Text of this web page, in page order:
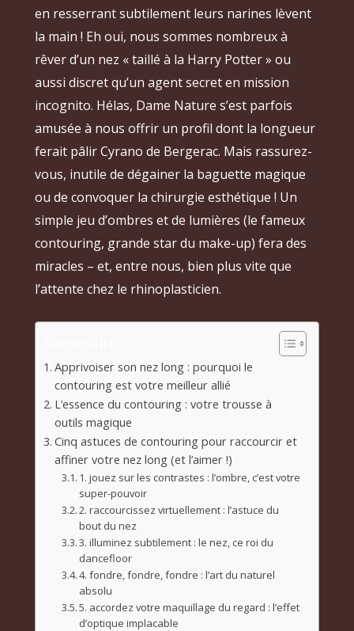
en resserrant subtilement leurs narines lèvent
la main ! Eh oui, nous sommes nombreux à
rêver d’un nez « taillé à la Harry Potter » ou
aussi discret qu’un agent secret en mission
incognito. Hélas, Dame Nature s’est parfois
amusée à nous offrir un profil dont la longueur
ferait pâlir Cyrano de Bergerac. Mais rassurez-
vous, inutile de dégainer la baguette magique
ou de convoquer la chirurgie esthétique ! Un
simple jeu d’ombres et de lumières (le fameux
contouring, grande star du make-up) fera des
miracles – et, entre nous, bien plus vite que
l’attente chez le rhinoplasticien.
Apprivoiser son nez long : pourquoi le
contouring est votre meilleur allié
L’essence du contouring : votre trousse à
outils magique
Cinq astuces de contouring pour raccourcir et
affiner votre nez long (et l’aimer !)
1. jouez sur les contrastes : l’ombre, c’est votre
super-pouvoir
2. raccourcissez virtuellement : l’astuce du
bout du nez
3. illuminez subtilement : le nez, ce roi du
dancefloor
4. fondre, fondre, fondre : l’art du naturel
absolu
5. accordez votre maquillage du regard : l’effet
d’optique implacable